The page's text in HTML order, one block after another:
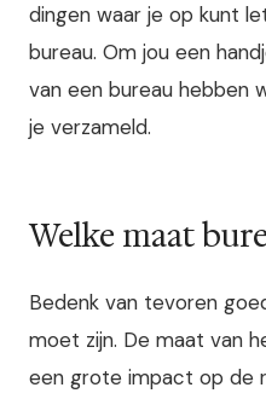
dingen waar je op kunt
bureau. Om jou een
van een bureau hebben
je verzameld.
Welke maat
Bedenk van tevoren
moet zijn. De maat van
een grote impact op de